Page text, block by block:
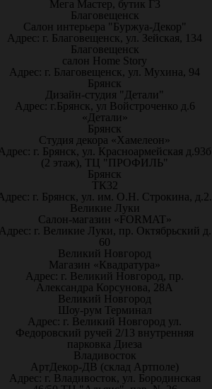
Мега Мастер, бутик Г3
Благовещенск
Салон интерьера "Буржуа-Декор"
Адрес: г. Благовещенск, ул. Зейская, 134
Благовещенск
салон Home Story
Адрес: г. Благовещенск, ул. Мухина, 94
Брянск
Дизайн-студия "Детали"
Адрес: г.Брянск, ул Войстроченко д.6
«Детали»
Брянск
Студия декора «Хамелеон»
г. Брянск, ул. Красноармейская д.93б
(2 этаж), ТЦ "ПРОФИЛЬ"
Брянск
ТК32
г. Брянск, ул. им. О.Н. Строкина, д.2.
Великие Луки
Салон-магазин «FORMAT»
г. Великие Луки, пр. Октябрьский д.
60
Великий Новгород
Магазин «Квадратура»
Адрес: г. Великий Новгород, пр.
Александра Корсунова, 28А
Великий Новгород
Шоу-рум Терминал
Адрес: г. Великий Новгород ул.
Федоровский ручей 2/13 внутренняя
парковка Диеза
Владивосток
АртДекор-ДВ (склад Артполе)
Адрес: г. Владивосток, ул. Бородинская